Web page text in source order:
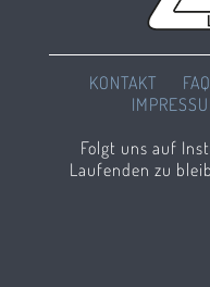
KONTAKT FAQ
Folgt uns auf
Laufenden zu